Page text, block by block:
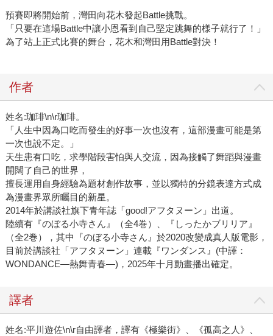
預賽即將開始前，灣田向花木發起Battle挑戰。
「只要在這場Battle中讓小恩看到自己堅定跳舞的樣子就行了！」
為了站上正式比賽的舞台，花木和灣田用Battle對決！
作者
姓名:珈琲\n\r珈琲。
「人生中因為口吃而發生的好事一次也沒有，這部漫畫可能是第
一次也說不定。」
天生患有口吃，求學階段害怕與人交流，因為接觸了舞蹈與漫畫
開闊了自己的世界，
擅長運用自身經驗為題材創作故事，並以獨特的分鏡表達方式成
為漫畫界眾所矚目的新星。
2014年於講談社旗下青年誌「good!アフタヌーン」出道。
陸續有『のぼる小寺さん』（全4巻）、『しったかブリリア』
（全2巻），其中『のぼる小寺さん』於2020改變成真人版電影，
目前於講談社「アフタヌーン」連載『ワンダンス』(中譯：
WONDANCE—熱舞青春—)，2025年十月動畫播出確定。
譯者
姓名:平川遊佐\n\r自由譯者，譯有《極樂街》、《孤高之人》、